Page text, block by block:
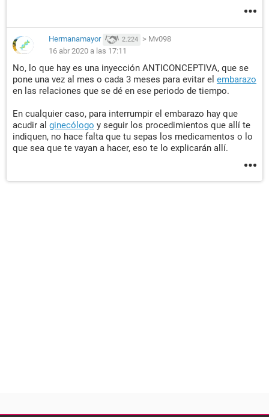
Hermanamayor 2.224 > Mv098
16 abr 2020 a las 17:11
No, lo que hay es una inyección ANTICONCEPTIVA, que se
pone una vez al mes o cada 3 meses para evitar el embarazo
en las relaciones que se dé en ese periodo de tiempo.
En cualquier caso, para interrumpir el embarazo hay que
acudir al ginecólogo y seguir los procedimientos que allí te
indiquen, no hace falta que tu sepas los medicamentos o lo
que sea que te vayan a hacer, eso te lo explicarán allí.